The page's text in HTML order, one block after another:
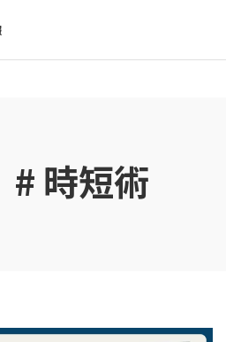
# 時短術